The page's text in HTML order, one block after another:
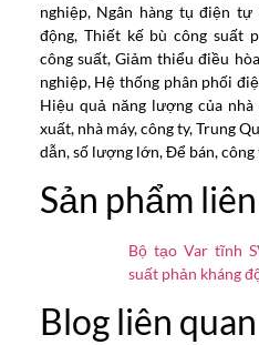
nghiệp, Ngân hàng tụ điện
động, Thiết kế bù công suất
công suất, Giảm thiểu điều
nghiệp, Hệ thống phân phối
Hiệu quả năng lượng của nhà
xuất, nhà máy, công ty, Trung
dẫn, số lượng lớn, Để bán, công
Sản phẩm
Bộ tạo Var tĩnh
suất phản kháng
Blog liên quan